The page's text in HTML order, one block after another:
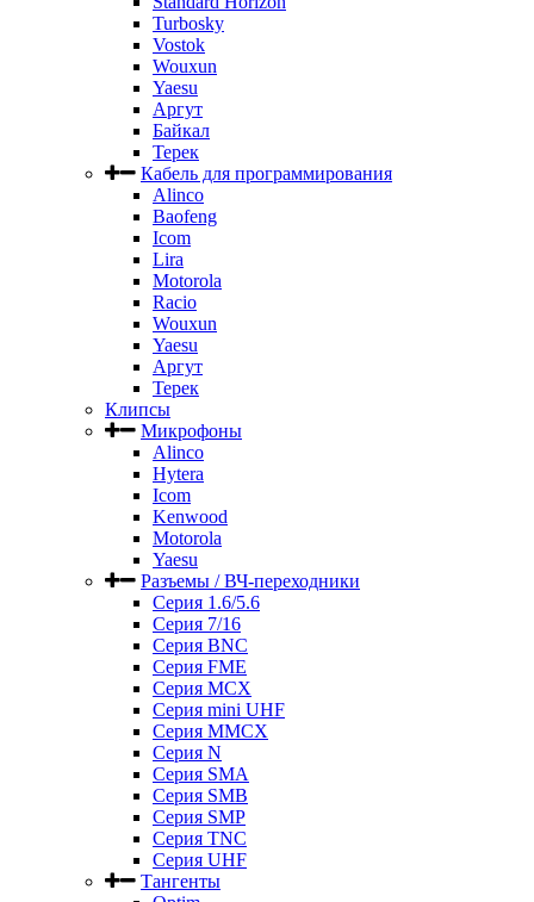
Turbosky
Vostok
Wouxun
Yaesu
Аргут
Байкал
Терек
Кабель для программирования
Alinco
Baofeng
Icom
Lira
Motorola
Racio
Wouxun
Yaesu
Аргут
Терек
Клипсы
Микрофоны
Alinco
Hytera
Icom
Kenwood
Motorola
Yaesu
Разъемы / ВЧ-переходники
Серия 1.6/5.6
Серия 7/16
Серия BNC
Серия FME
Серия MCX
Серия mini UHF
Серия MMCX
Серия N
Серия SMA
Серия SMB
Серия SMP
Серия TNC
Серия UHF
Тангенты